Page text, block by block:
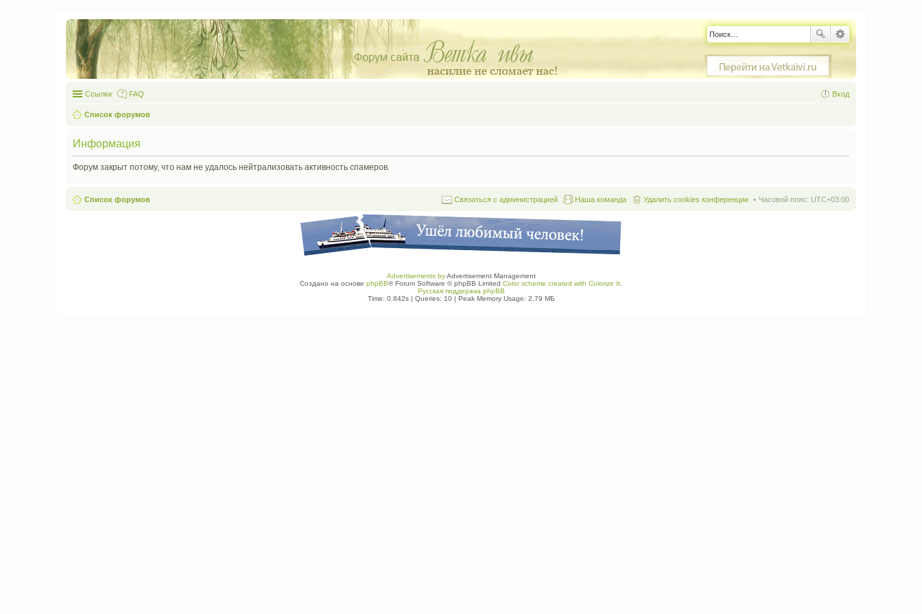
Ссылки FAQ Вход
Список форумов
Информация
Форум закрыт потому, что нам не удалось нейтрализовать активность спамеров.
Список форумов Часовой пояс: UTC+03:00
Удалить cookies конференции
Наша команда
Связаться с администрацией
Advertisements byAdvertisement Management
Создано на основе phpBB® Forum Software © phpBB Limited Color scheme created with Colorize It
Русская поддержка phpBB
Time: 0.842s| Queries: 10| Peak Memory Usage: 2.79 МБ